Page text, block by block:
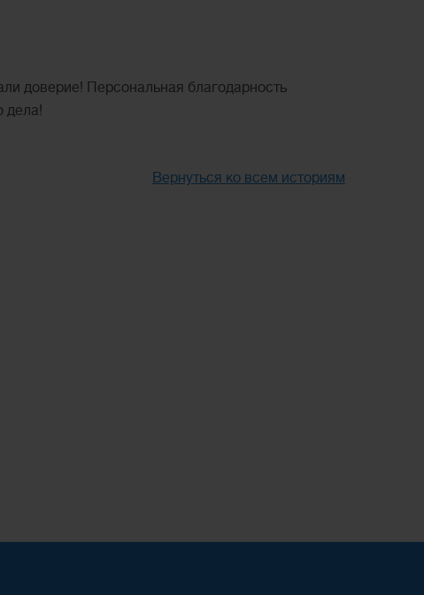
доверие! Персональная благодарность
дела!
Вернуться ко всем историям